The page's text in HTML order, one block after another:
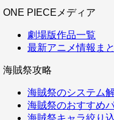
ONE PIECEメディア
劇場版作品一覧
最新アニメ情報ま
海賊祭攻略
海賊祭のシステム
海賊祭のおすすめ
海賊祭キャラ絞り